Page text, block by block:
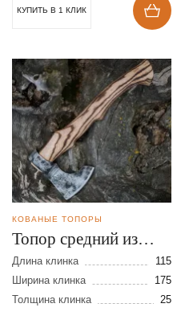
КУПИТЬ В 1 КЛИК
КОВАНЫЕ ТОПОРЫ
Топор средний из
стали 9ХС
Длина клинка
115
Ширина клинка
175
Толщина клинка
25